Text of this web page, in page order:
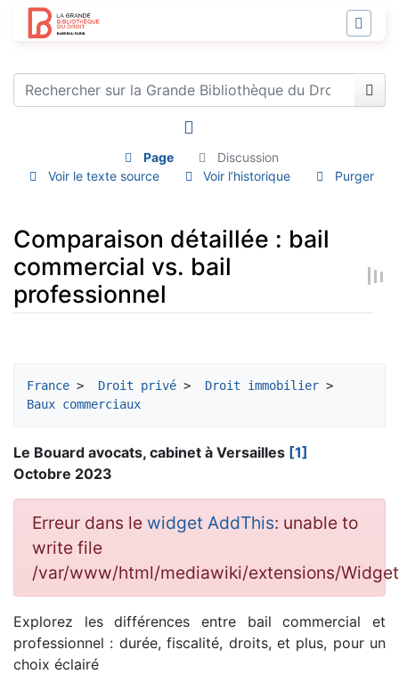
Page
Discussion
Voir le texte source
Voir l’historique Purger
Comparaison détaillée : bail
commercial vs. bail
professionnel
France > Droit privé > Droit immobilier
Baux commerciaux
Le Bouard avocats, cabinet à Versailles [1]
Octobre 2023
Erreur dans le widget AddThis: unable to
write file
/var/www/html/mediawiki/extensions/
Explorez les différences entre bail commercial et
professionnel : durée, fiscalité, droits, et plus, pour un
choix éclairé